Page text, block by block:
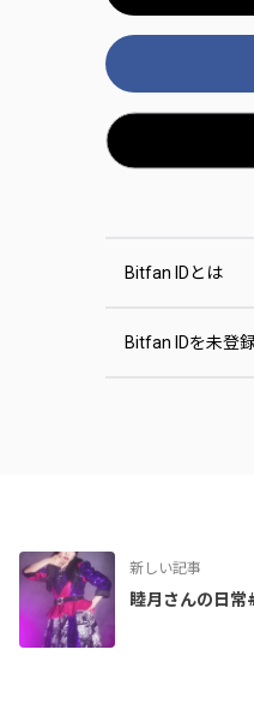
Bitfan IDとは
Bitfan IDを未登
新しい記事
睦月さんの日常